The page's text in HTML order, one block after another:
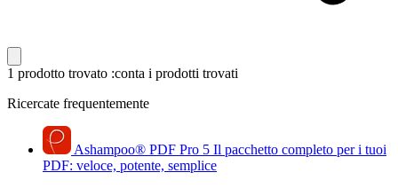
1 prodotto trovato :conta i prodotti trovati
Ricercate frequentemente
Ashampoo® PDF Pro 5 Il pacchetto completo per i tuoi
PDF: veloce, potente, semplice